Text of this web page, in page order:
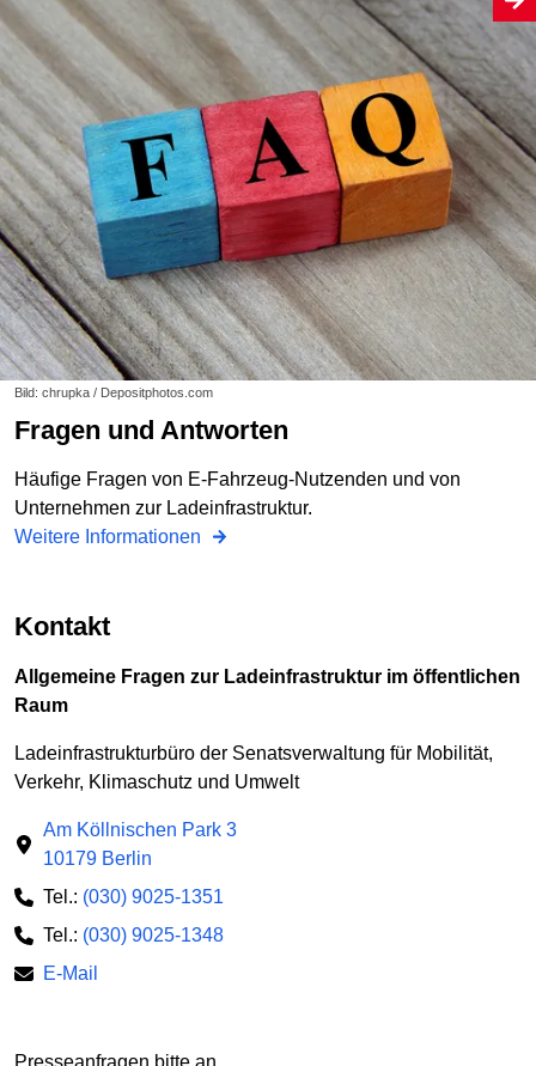
Bild: chrupka / Depositphotos.com
Fragen und Antworten
Häufige Fragen von E-Fahrzeug-Nutzenden und von
Unternehmen zur Ladeinfrastruktur.
Weitere Informationen
Kontakt
Allgemeine Fragen zur Ladeinfrastruktur im öffentlichen
Raum
Ladeinfrastrukturbüro der Senatsverwaltung für Mobilität,
Verkehr, Klimaschutz und Umwelt
Am Köllnischen Park 3
10179 Berlin
Tel.: (030) 9025-1351
Tel.: (030) 9025-1348
E-Mail
Presseanfragen bitte an